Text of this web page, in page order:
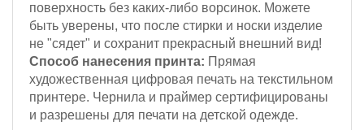
поверхность без каких-либо ворсинок. Можете
быть уверены, что после стирки и носки изделие
не "сядет" и сохранит прекрасный внешний вид!
Способ нанесения принта: Прямая
художественная цифровая печать на текстильном
принтере. Чернила и праймер сертифицированы
и разрешены для печати на детской одежде.